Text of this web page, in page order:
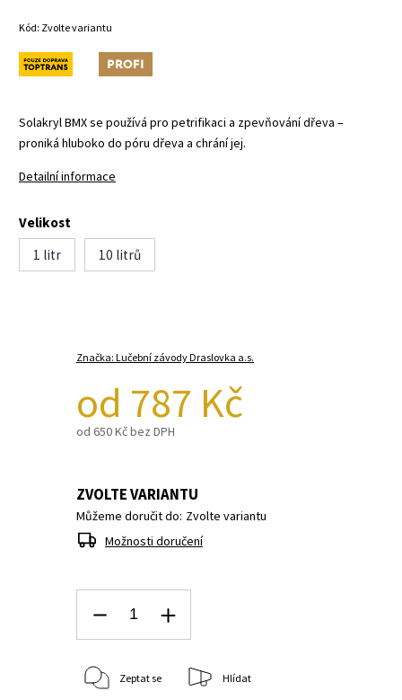
Kód: Zvolte variantu
Solakryl BMX se používá pro petrifikaci a zpevňování dřeva –
proniká hluboko do póru dřeva a chrání jej.
Detailní informace
Novinka Tip
Velikost
1 litr
10 litrů
Značka: Lučební závody Draslovka a.s.
od 787 Kč
od 650 Kčbez DPH
ZVOLTE VARIANTU
Můžeme doručit do: Zvolte variantu
Možnosti doručení
Zeptat se Hlídat